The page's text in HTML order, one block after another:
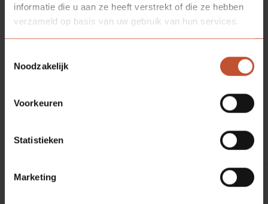
informatie die u aan ze heeft verstrekt of die ze hebben
verzameld op basis van uw gebruik van hun services.
Noodzakelijk
Voorkeuren
Statistieken
Marketing
Zwart rechtsdraaiend scharnier ten behoeve van een
stalen Berdo kozijn met een stompe kantvorm.
De draairichting van uw deur kan makkelijk bepaald
gemonteerd zitten. Als de scharnieren rechts zitten,
links, dan heeft u een linksdraaiende deur.